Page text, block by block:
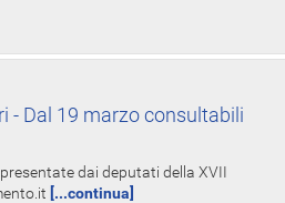
- Dal 19 marzo consultabili
dai deputati della XVII
[...continua]